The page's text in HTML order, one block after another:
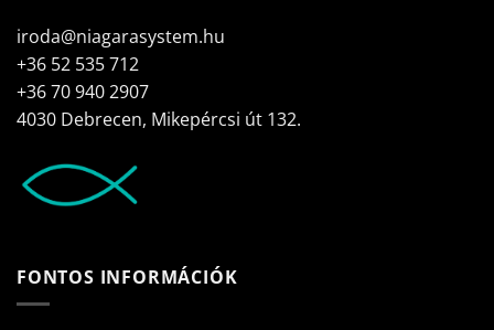
iroda@niagarasystem.hu
+36 52 535 712
+36 70 940 2907
4030 Debrecen, Mikepércsi út 132.
FONTOS INFORMÁCIÓK